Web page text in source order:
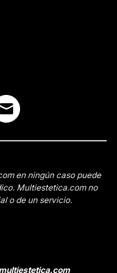
en ningún caso puede
Multiestetica.com no
o de un servicio.